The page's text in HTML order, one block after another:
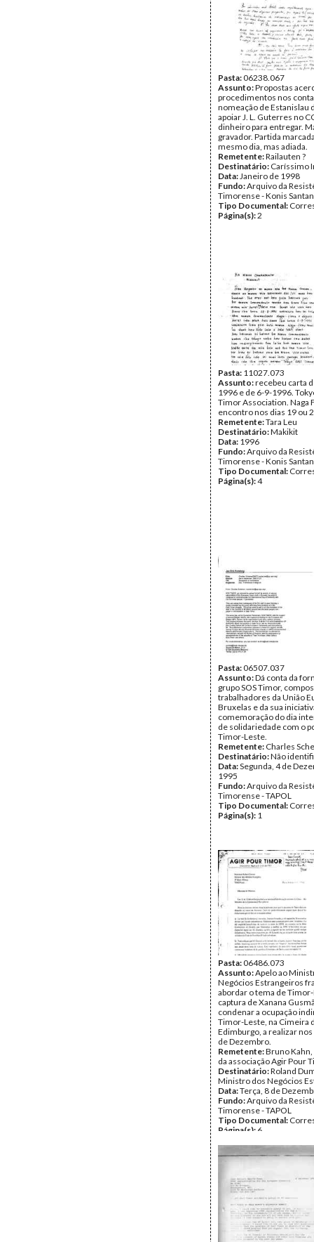
Data:Dezembro de 1995
Fundo:Arquivo da
Timorense - Konis
Tipo Documental:
Página(s):1
Pasta:06238.067
Assunto:Propostas
procedimentos nos
nomeação de Estanislau
apoiar J. L. Guterres no
dinheiro para entregar.
gravador. Partida
mesmo dia, mas adiada.
Remetente:Railauten ?
Destinatário: Caríssimo
Data:Janeiro de 1998
Fundo:Arquivo da
Timorense - Konis
Tipo Documental:
Página(s):2
Pasta: 11027.073
Assunto:recebeu carta
1996 e de 6-9-1996.
Timor Association. Naga
encontro nos dias 19 ou
Remetente:Tara Leu
Destinatário:Makikit
Data: 1996
Fundo:Arquivo da
Timorense - Konis
Tipo Documental:
Página(s):4
Pasta:06507.037
Assunto:Dá conta da
grupo SOS Timor,
trabalhadores da União
Bruxelas e da sua
comemoração do dia
de solidariedade com o
Timor-Leste.
Remetente: Charles
Destinatário:Não
Data:Segunda, 4 de
1995
Fundo:Arquivo da
Timorense - TAPOL
Tipo Documental:
Página(s): 1
Pasta:06486.073
Assunto:Apelo ao
Negócios Estrangeiros
abordar o tema de
captura de Xanana
condenar a ocupação
Timor-Leste, na Cimeira
Edimburgo, a realizar nos
de Dezembro.
Remetente:Bruno
da associação Agir Pour
Destinatário:Roland
Ministro dos Negócios
Data:Terça, 8 de
Fundo:Arquivo da
Timorense - TAPOL
Tipo Documental:
Página(s): 6